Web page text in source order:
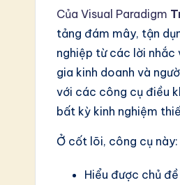
In
Của Visual Paradigm
tảng đám mây, tận
nghiệp từ các lời
gia kinh doanh và
với các công cụ điều
bất kỳ kinh nghiệm
Ở cốt lõi, công cụ này:
Hiểu được chủ